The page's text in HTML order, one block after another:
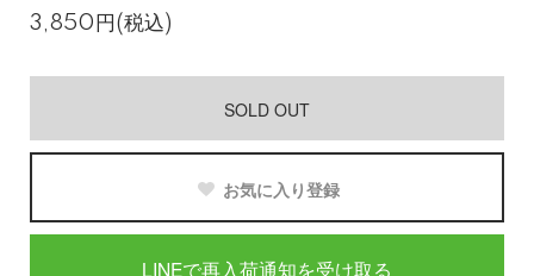
3,850円(税込)
SOLD OUT
お気に入り登録
LINEで再入荷通知を受け取る